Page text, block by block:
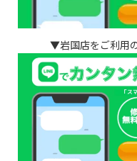
▼岩国店をご利用